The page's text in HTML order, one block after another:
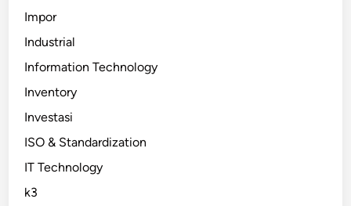
Impor
Industrial
Information Technology
Inventory
Investasi
ISO & Standardization
IT Technology
k3